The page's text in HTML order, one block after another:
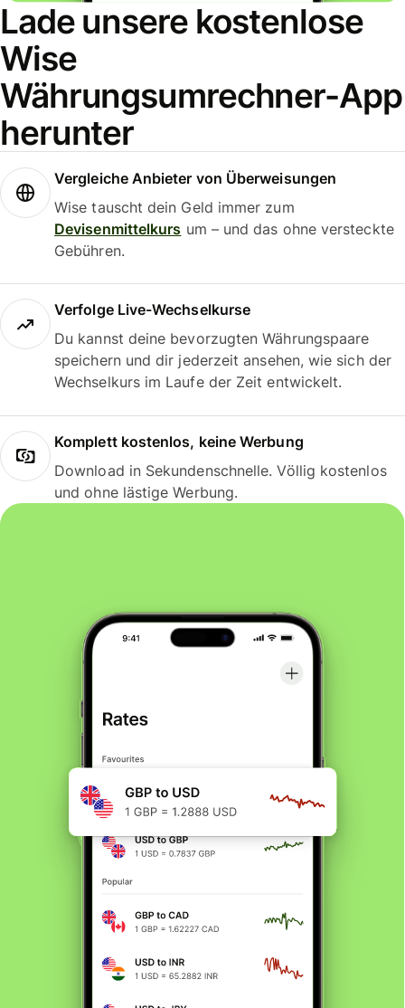
Lade unsere kostenlose
Wise
Währungsumrechner-App
herunter
Vergleiche Anbieter von Überweisungen
Wise tauscht dein Geld immer zum
Devisenmittelkurs um – und das ohne versteckte
Gebühren.
Verfolge Live-Wechselkurse
Du kannst deine bevorzugten Währungspaare
speichern und dir jederzeit ansehen, wie sich der
Wechselkurs im Laufe der Zeit entwickelt.
Komplett kostenlos, keine Werbung
Download in Sekundenschnelle. Völlig kostenlos
und ohne lästige Werbung.